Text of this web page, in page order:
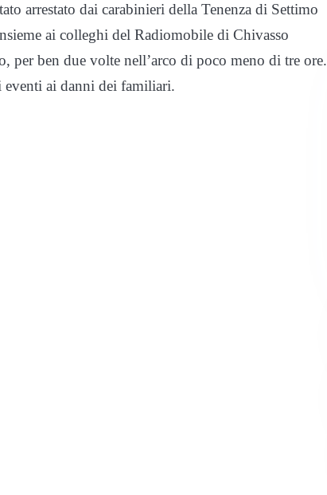
arrestato dai carabinieri della Tenenza di Settimo
ai colleghi del Radiomobile di Chivasso
per ben due volte nell’arco di poco meno di tre ore.
ai danni dei familiari.